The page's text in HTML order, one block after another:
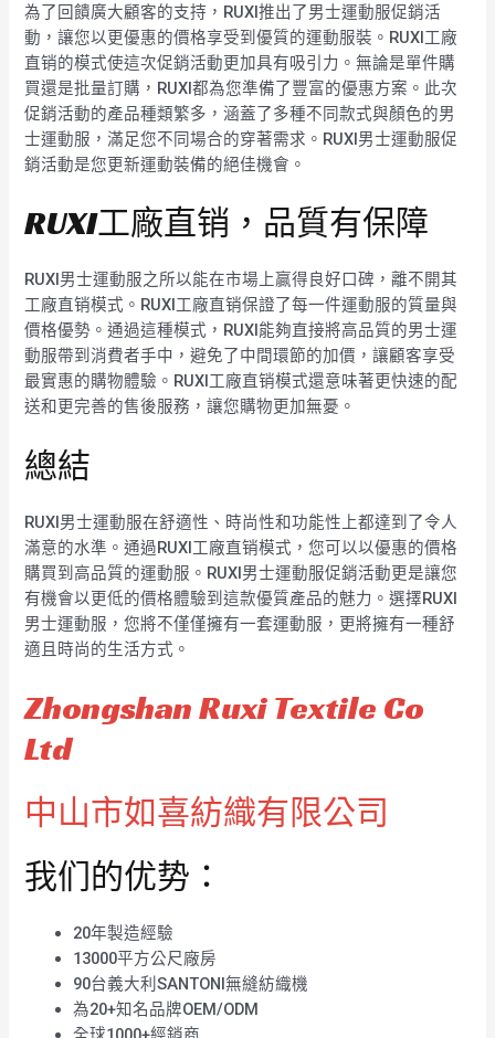
為了回饋廣大顧客的支持，RUXI推出了男士運動服促銷活
動，讓您以更優惠的價格享受到優質的運動服裝。RUXI工廠
直销的模式使這次促銷活動更加具有吸引力。無論是單件購
買還是批量訂購，RUXI都為您準備了豐富的優惠方案。此次
促銷活動的產品種類繁多，涵蓋了多種不同款式與顏色的男
士運動服，滿足您不同場合的穿著需求。RUXI男士運動服促
銷活動是您更新運動裝備的絕佳機會。
RUXI工廠直销，品質有保障
RUXI男士運動服之所以能在市場上贏得良好口碑，離不開其
工廠直销模式。RUXI工廠直销保證了每一件運動服的質量與
價格優勢。通過這種模式，RUXI能夠直接將高品質的男士運
動服帶到消費者手中，避免了中間環節的加價，讓顧客享受
最實惠的購物體驗。RUXI工廠直销模式還意味著更快速的配
送和更完善的售後服務，讓您購物更加無憂。
總結
RUXI男士運動服在舒適性、時尚性和功能性上都達到了令人
滿意的水準。通過RUXI工廠直销模式，您可以以優惠的價格
購買到高品質的運動服。RUXI男士運動服促銷活動更是讓您
有機會以更低的價格體驗到這款優質產品的魅力。選擇RUXI
男士運動服，您將不僅僅擁有一套運動服，更將擁有一種舒
適且時尚的生活方式。
Zhongshan Ruxi Textile Co
Ltd
中山市如喜紡織有限公司
我们的优势：
20年製造經驗
13000平方公尺廠房
90台義大利SANTONI無縫紡織機
為20+知名品牌OEM/ODM